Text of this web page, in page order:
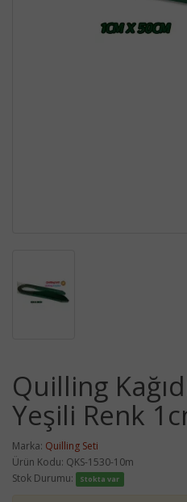
Quilling
Yeşili Renk
Marka: Quilling Seti
Ürün Kodu: QKS-1530-10m
Stok Durumu:
Stokta var